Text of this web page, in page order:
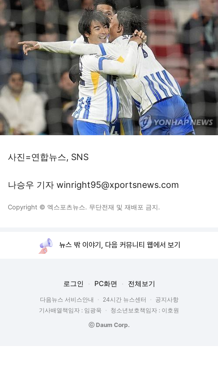
사진=연합뉴스, SNS
나승우 기자 winright95@xportsnews.com
Copyright © 엑스포츠뉴스. 무단전재 및 재배포 금지.
뉴스 밖 이야기, 다음 커뮤니티 웹에서 보기
로그인 PC화면 전체보기
다음뉴스 서비스안내 24시간 뉴스센터
공지사항
기사배열책임자 : 임광욱
청소년보호책임자 : 이호원
ⓒ Daum Corp.